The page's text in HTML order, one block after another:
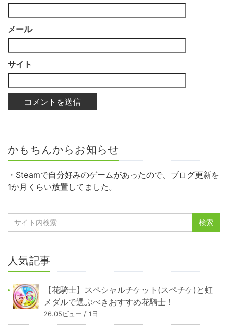
メール
サイト
かもちんからお知らせ
・Steamで自分好みのゲームがあったので、ブログ更新を
1か月くらい放置してました。
人気記事
【花騎士】スペシャルチケット(スペチケ)と虹
メダルで選ぶべきおすすめ花騎士！
26.05ビュー / 1日